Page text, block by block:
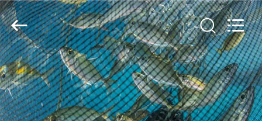
ACCUEIL
PRODUITS
Chenye
Warp
Knitting
Machinery
Co.,
Ltd.
Leave
Messages.
All
Rights
Reserved.